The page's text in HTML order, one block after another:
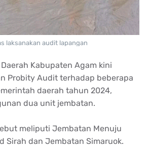
laksanakan audit lapangan
Kabupaten Agam kini
Probity Audit terhadap beberapa
daerah tahun 2024,
dua unit jembatan.
meliputi Jembatan Menuju
Sirah dan Jembatan Simaruok.